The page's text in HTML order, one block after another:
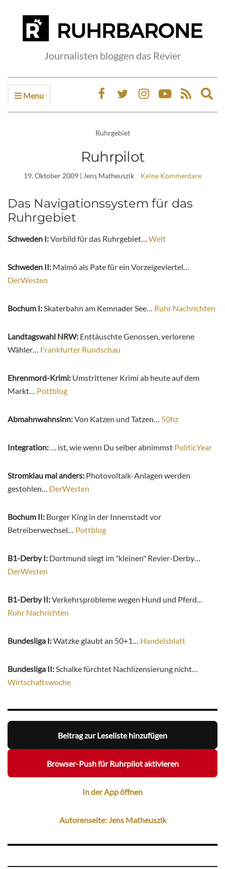
Journalisten bloggen das Revier
Menu
Ruhrgebiet
Ruhrpilot
19. Oktober 2009 | Jens Matheuszik Keine Kommentare
Das Navigationssystem für das
Ruhrgebiet
Schweden I:Vorbild für das Ruhrgebiet… Welt
Schweden II: Malmö als Pate für ein Vorzeigeviertel…
DerWesten
Bochum I:Skaterbahn am Kemnader See… Ruhr Nachrichten
Landtagswahl NRW: Enttäuschte Genossen, verlorene
Wähler… Frankfurter Rundschau
Ehrenmord-Krimi: Umstrittener Krimi ab heute auf dem
Markt… Pottblog
Abmahnwahnsinn:Von Katzen und Tatzen… 50hz
Integration:… ist, wie wenn Du selber abnimmst PoliticYear
Stromklau mal anders: Photovoltaik-Anlagen werden
gestohlen… DerWesten
Bochum II: Burger King in der Innenstadt vor
Betreiberwechsel… Pottblog
B1-Derby I: Dortmund siegt im "kleinen" Revier-Derby…
DerWesten
B1-Derby II:Verkehrsprobleme wegen Hund und Pferd…
Ruhr Nachrichten
Bundesliga I:Watzke glaubt an 50+1… Handelsblatt
Bundesliga II:Schalke fürchtet Nachlizensierung nicht…
Wirtschaftswoche
Beitrag zur Leseliste hinzufügen
Browser-Push für Ruhrpilot aktivieren
In der App öffnen
Autorenseite: Jens Matheuszik